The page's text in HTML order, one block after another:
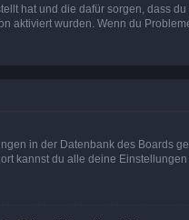
hat und die dafür sorgen, dass
aktiviert wurden. Wenn du
in der Datenbank des Boards
kannst du alle deine Einstellungen